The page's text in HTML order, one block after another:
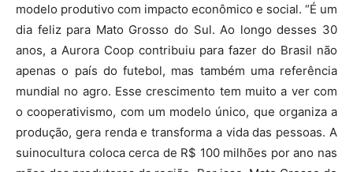
modelo produtivo com impacto econômico e social. “É um
dia feliz para Mato Grosso do Sul. Ao longo desses 30
anos, a Aurora Coop contribuiu para fazer do Brasil não
apenas o país do futebol, mas também uma referência
mundial no agro. Esse crescimento tem muito a ver com
o cooperativismo, com um modelo único, que organiza a
produção, gera renda e transforma a vida das pessoas. A
suinocultura coloca cerca de R$ 100 milhões por ano nas